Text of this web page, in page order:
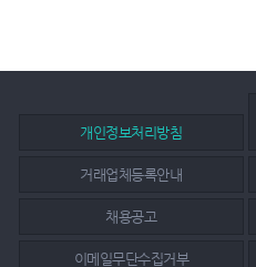
개인정보처리방침
거래업체등록안내
채용공고
이메일무단수집거부